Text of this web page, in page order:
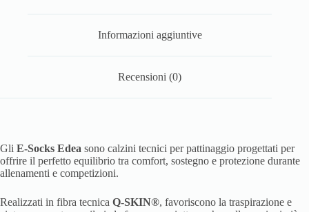
Informazioni aggiuntive
Recensioni (0)
Gli E-Socks Edea sono calzini tecnici per pattinaggio progettati per
offrire il perfetto equilibrio tra comfort, sostegno e protezione durante
allenamenti e competizioni.
Realizzati in fibra tecnica Q-SKIN®, favoriscono la traspirazione e